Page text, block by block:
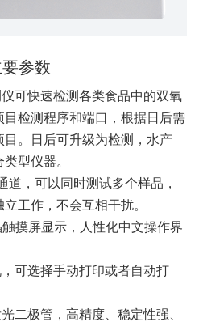
参数
可快速检测各类食品中的双氧
检测程序和端口，根据日后需
。日后可升级为检测，水产
型仪器。
道，可以同时测试多个样品，
工作，不会互相干扰。
摸屏显示，人性化中文操作界
可选择手动打印或者自动打
二极管，高精度、稳定性强、